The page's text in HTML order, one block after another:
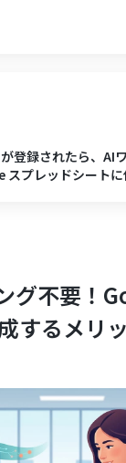
登録されたら、AI
スプレッドシートに
グ不要！
するメリ